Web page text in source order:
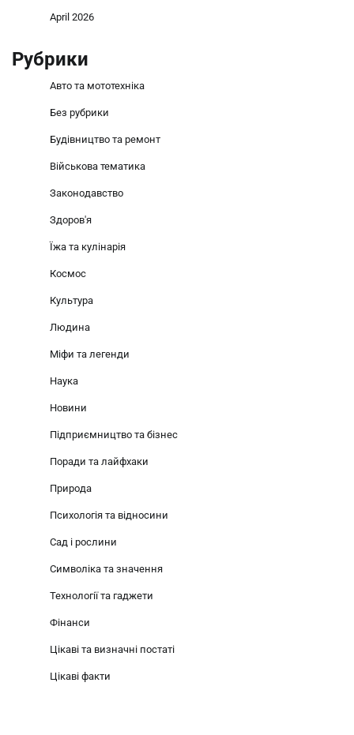
April 2026
Рубрики
Авто та мототехніка
Без рубрики
Будівництво та ремонт
Військова тематика
Законодавство
Здоров'я
Їжа та кулінарія
Космос
Культура
Людина
Міфи та легенди
Наука
Новини
Підприємництво та бізнес
Поради та лайфхаки
Природа
Психологія та відносини
Сад і рослини
Символіка та значення
Технології та гаджети
Фінанси
Цікаві та визначні постаті
Цікаві факти